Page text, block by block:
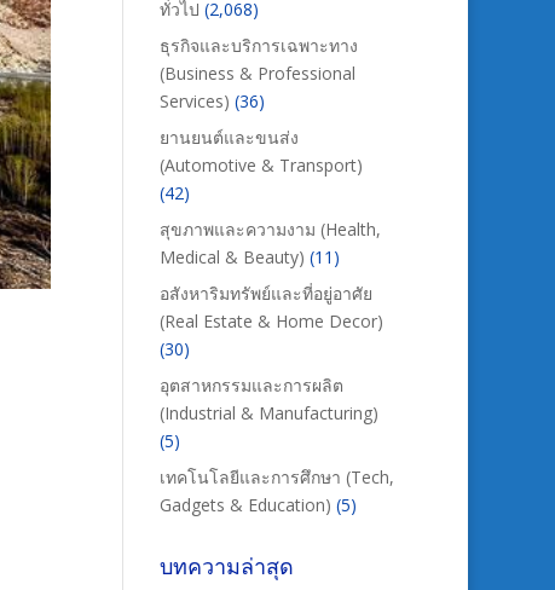
ทั่วไป (2,068)
ธุรกิจและบริการเฉพาะทาง
(Business & Professional
Services) (36)
ยานยนต์และขนส่ง
(Automotive & Transport)
(42)
สุขภาพและความงาม (Health,
Medical & Beauty) (11)
อสังหาริมทรัพย์และที่อยู่อาศัย
(Real Estate & Home Decor)
(30)
อุตสาหกรรมและการผลิต
(Industrial & Manufacturing)
(5)
เทคโนโลยีและการศึกษา (Tech,
Gadgets & Education) (5)
บทความล่าสุด